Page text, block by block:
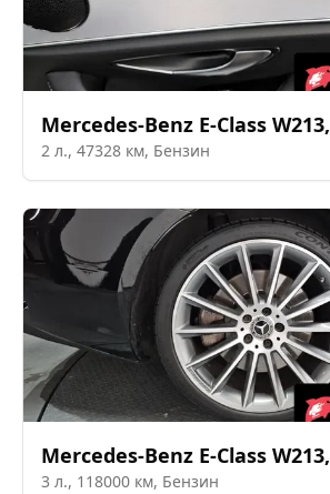
Mercedes-Benz E-Class W213,
2 л., 47328 км, Бензин
Mercedes-Benz E-Class W213,
3 л., 118000 км, Бензин